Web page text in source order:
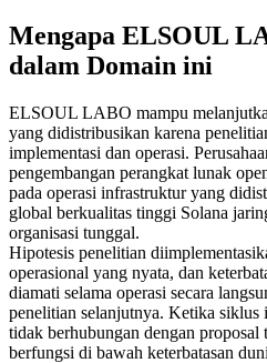
Mengapa ELSOUL
dalam Domain ini
ELSOUL LABO mampu
yang didistribusikan karena
implementasi dan operasi.
pengembangan perangkat lunak
pada operasi infrastruktur yang
global berkualitas tinggi Solana
organisasi tunggal.
Hipotesis penelitian
operasional yang nyata, dan
diamati selama operasi secara
penelitian selanjutnya. Ketika siklus
tidak berhubungan dengan proposal
berfungsi di bawah keterbatasan